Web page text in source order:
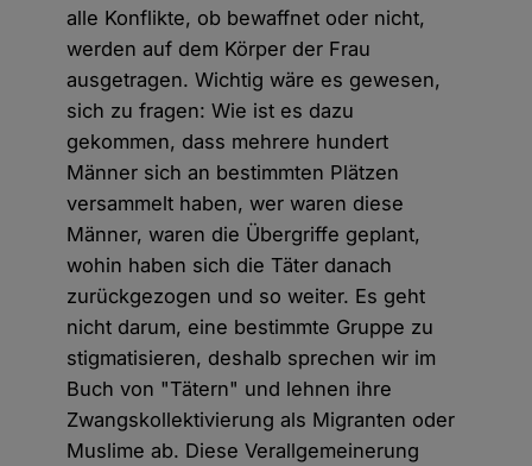
alle Konflikte, ob bewaffnet oder nicht,
werden auf dem Körper der Frau
ausgetragen. Wichtig wäre es gewesen,
sich zu fragen: Wie ist es dazu
gekommen, dass mehrere hundert
Männer sich an bestimmten Plätzen
versammelt haben, wer waren diese
Männer, waren die Übergriffe geplant,
wohin haben sich die Täter danach
zurückgezogen und so weiter. Es geht
nicht darum, eine bestimmte Gruppe zu
stigmatisieren, deshalb sprechen wir im
Buch von "Tätern" und lehnen ihre
Zwangskollektivierung als Migranten oder
Muslime ab. Diese Verallgemeinerung